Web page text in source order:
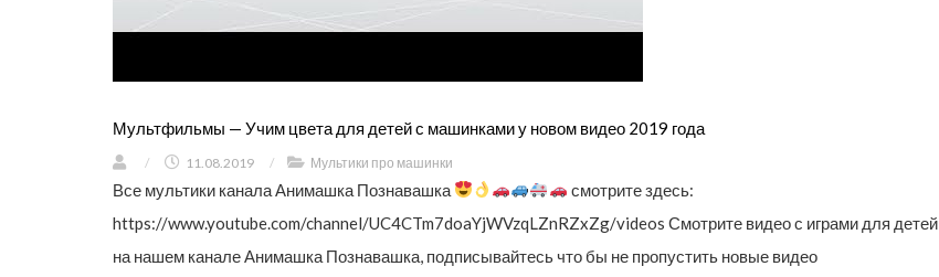
Мультфильмы — Учим цвета для детей с машинками у новом видео 2019 года
/ 11.08.2019 / Мультики про машинки
Все мультики канала Анимашка Познавашка
смотрите здесь:
https://www.youtube.com/channel/UC4CTm7doaYjWVzqLZnRZxZg/videos Смотрите видео с играми для детей
на нашем канале Анимашка Познавашка, подписывайтесь что бы не пропустить новые видео